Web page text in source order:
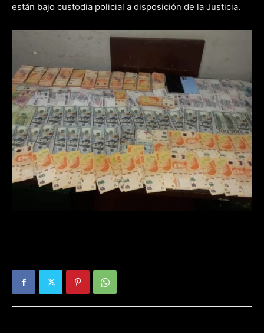
están bajo custodia policial a disposición de la Justicia.